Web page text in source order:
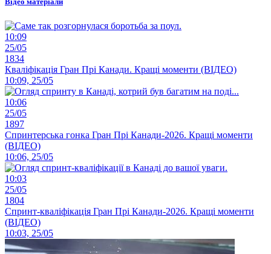
10:09
25/05
1834
Кваліфікація Гран Прі Канади. Кращі моменти (ВІДЕО)
10:09, 25/05
10:06
25/05
1897
Спринтерська гонка Гран Прі Канади-2026. Кращі моменти
(ВІДЕО)
10:06, 25/05
10:03
25/05
1804
Спринт-кваліфікація Гран Прі Канади-2026. Кращі моменти
(ВІДЕО)
10:03, 25/05